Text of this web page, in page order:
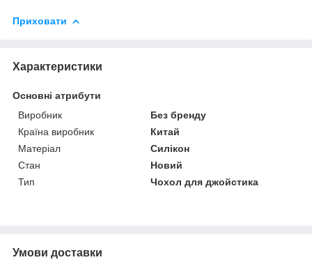
Приховати
Характеристики
Основні атрибути
Виробник
Без бренду
Країна виробник
Китай
Матеріал
Силікон
Стан
Новий
Тип
Чохол для джойстика
Умови доставки